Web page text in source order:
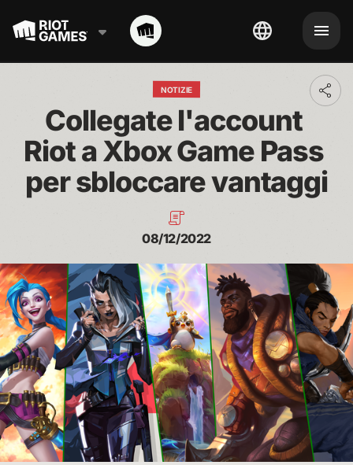
NOTIZIE
Collegate l'account
Riot a Xbox Game Pass
per sbloccare vantaggi
08/12/2022